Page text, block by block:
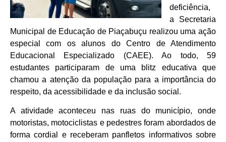
deficiência,
a Secretaria
Municipal de Educação de Piaçabuçu realizou uma ação
especial com os alunos do Centro de Atendimento
Educacional Especializado (CAEE). Ao todo, 59
estudantes participaram de uma blitz educativa que
chamou a atenção da população para a importância do
respeito, da acessibilidade e da inclusão social.
A atividade aconteceu nas ruas do município, onde
motoristas, motociclistas e pedestres foram abordados de
forma cordial e receberam panfletos informativos sobre